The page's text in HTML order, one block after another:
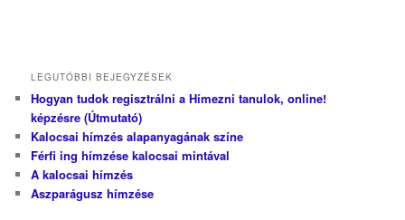
LEGUTÓBBI BEJEGYZÉSEK
Hogyan tudok regisztrálni a Hímezni tanulok, online!
képzésre (Útmutató)
Kalocsai hímzés alapanyagának színe
Férfi ing hímzése kalocsai mintával
A kalocsai hímzés
Aszparágusz hímzése